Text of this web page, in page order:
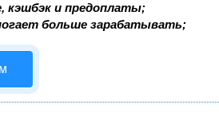
кэшбэк и предоплаты;
больше зарабатывать;